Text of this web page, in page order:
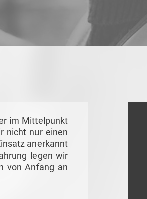
im Mittelpunkt
nicht nur einen
anerkannt
legen wir
von Anfang an